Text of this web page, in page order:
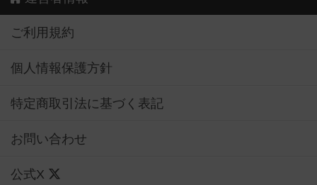
ご利用規約
個人情報保護方針
特定商取引法に基づく表記
お問い合わせ
公式X